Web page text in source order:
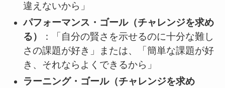
違えないから」
パフォーマンス・ゴール（チャレンジを求め
る）
：「自分の賢さを示せるのに十分な難し
さの課題が好き」または、「簡単な課題が好
き、それならよくできるから」
ラーニング・ゴール（チャレンジを求め